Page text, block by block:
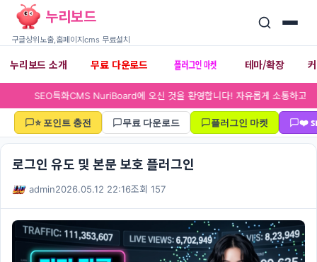
누리보드
구글상위노출,홈페이지cms 무료설치
누리보드 소개 무료 다운로드 플러그인 마켓 테마/확장
SEO특화CMS NuriBoard에 오신 것
⭐ 포인트 충전 무료 다운로드 플러그인 마켓 ❤️
로그인 유도 및 본문 보호 플러그인
admin2026.05.12 22:16조회 157